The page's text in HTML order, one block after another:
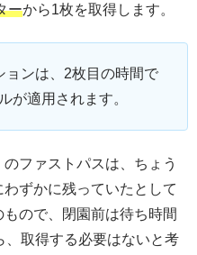
ーから1枚を取得します。
ョンは、2枚目の時間で
が適用されます。
ファストパスは、ちょう
ずかに残っていたとして
ので、閉園前は待ち時間
、取得する必要はないと考